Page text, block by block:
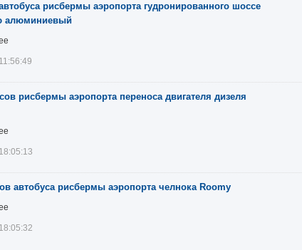
рисбермы аэропорта гудронированного шоссе
алюминиевый
рисбермы аэропорта переноса двигателя дизеля
автобуса рисбермы аэропорта челнока Roomy